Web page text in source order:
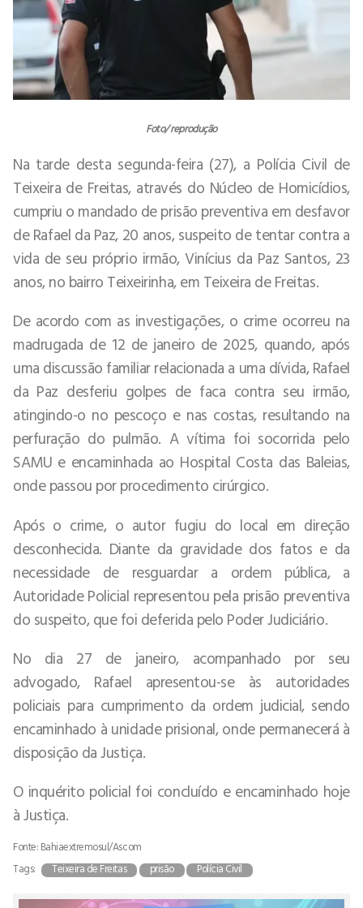
Foto/ reprodução
Na tarde desta segunda-feira (27), a Polícia Civil de
Teixeira de Freitas, através do Núcleo de Homicídios,
cumpriu o mandado de prisão preventiva em desfavor
de Rafael da Paz, 20 anos, suspeito de tentar contra a
vida de seu próprio irmão, Vinícius da Paz Santos, 23
anos, no bairro Teixeirinha, em Teixeira de Freitas.
De acordo com as investigações, o crime ocorreu na
madrugada de 12 de janeiro de 2025, quando, após
uma discussão familiar relacionada a uma dívida, Rafael
da Paz desferiu golpes de faca contra seu irmão,
atingindo-o no pescoço e nas costas, resultando na
perfuração do pulmão. A vítima foi socorrida pelo
SAMU e encaminhada ao Hospital Costa das Baleias,
onde passou por procedimento cirúrgico.
Após o crime, o autor fugiu do local em direção
desconhecida. Diante da gravidade dos fatos e da
necessidade de resguardar a ordem pública, a
Autoridade Policial representou pela prisão preventiva
do suspeito, que foi deferida pelo Poder Judiciário.
No dia 27 de janeiro, acompanhado por seu
advogado, Rafael apresentou-se às autoridades
policiais para cumprimento da ordem judicial, sendo
encaminhado à unidade prisional, onde permanecerá à
disposição da Justiça.
O inquérito policial foi concluído e encaminhado hoje
à Justiça.
Fonte: Bahiaextremosul/Ascom
Tags:
Teixeira de Freitas prisão Polícia Civil